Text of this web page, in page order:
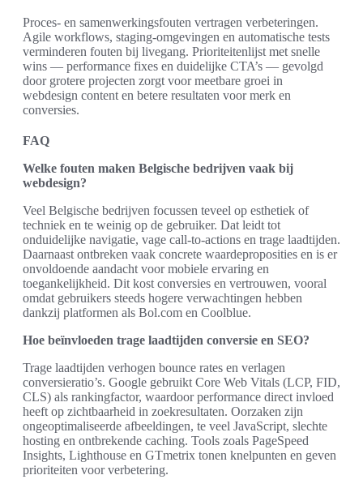
Proces- en samenwerkingsfouten vertragen verbeteringen.
Agile workflows, staging-omgevingen en automatische tests
verminderen fouten bij livegang. Prioriteitenlijst met snelle
wins — performance fixes en duidelijke CTA’s — gevolgd
door grotere projecten zorgt voor meetbare groei in
webdesign content en betere resultaten voor merk en
conversies.
FAQ
Welke fouten maken Belgische bedrijven vaak bij
webdesign?
Veel Belgische bedrijven focussen teveel op esthetiek of
techniek en te weinig op de gebruiker. Dat leidt tot
onduidelijke navigatie, vage call-to-actions en trage laadtijden.
Daarnaast ontbreken vaak concrete waardeproposities en is er
onvoldoende aandacht voor mobiele ervaring en
toegankelijkheid. Dit kost conversies en vertrouwen, vooral
omdat gebruikers steeds hogere verwachtingen hebben
dankzij platformen als Bol.com en Coolblue.
Hoe beïnvloeden trage laadtijden conversie en SEO?
Trage laadtijden verhogen bounce rates en verlagen
conversieratio’s. Google gebruikt Core Web Vitals (LCP, FID,
CLS) als rankingfactor, waardoor performance direct invloed
heeft op zichtbaarheid in zoekresultaten. Oorzaken zijn
ongeoptimaliseerde afbeeldingen, te veel JavaScript, slechte
hosting en ontbrekende caching. Tools zoals PageSpeed
Insights, Lighthouse en GTmetrix tonen knelpunten en geven
prioriteiten voor verbetering.